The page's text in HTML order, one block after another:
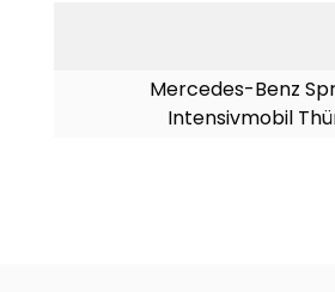
Mercedes-Benz
Intensivmobil